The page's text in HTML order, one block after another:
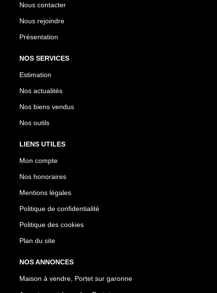
Nous contacter
Nous rejoindre
Présentation
NOS SERVICES
Estimation
Nos actualités
Nos biens vendus
Nos outils
LIENS UTILES
Mon compte
Nos honoraires
Mentions légales
Politique de confidentialité
Politique des cookies
Plan du site
NOS ANNONCES
Maison à vendre, Portet sur garonne